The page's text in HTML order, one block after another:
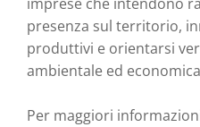
presenza sul territorio,
produttivi e orientarsi
ambientale ed
Per maggiori